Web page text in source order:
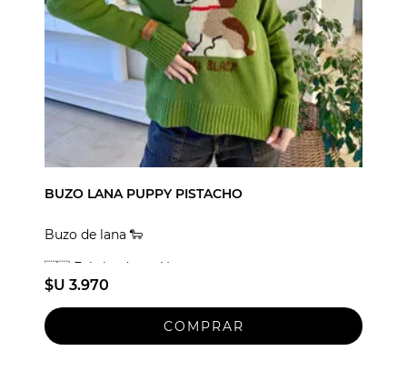
BUZO LANA PUPPY PISTACHO
Buzo de lana 🐑
🇺🇾 Fabricado en Uruguay
$U 3.970